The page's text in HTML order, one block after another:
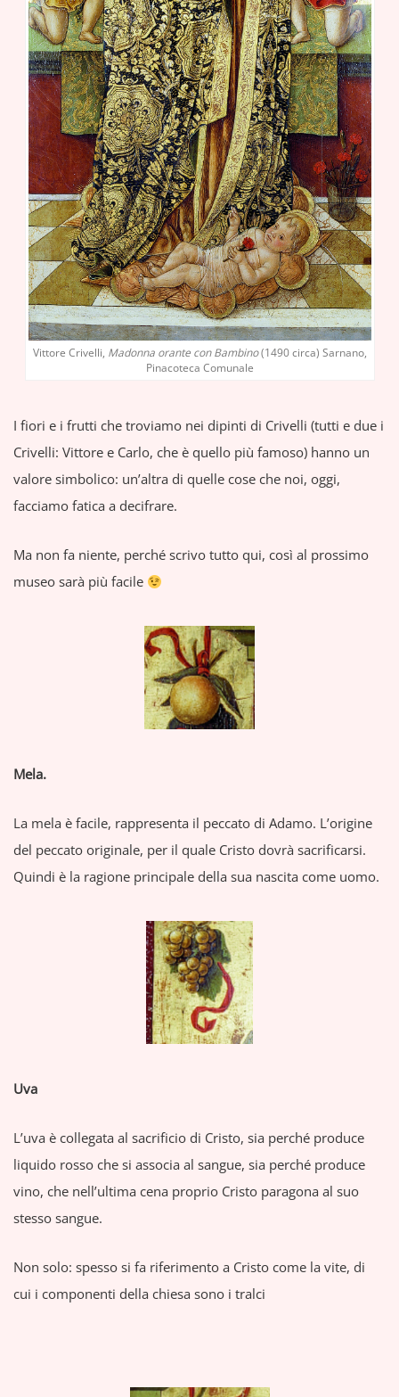
Vittore Crivelli, Madonna orante con Bambino(1490 circa) Sarnano,
Pinacoteca Comunale
I fiori e i frutti che troviamo nei dipinti di Crivelli (tutti e due i
Crivelli: Vittore e Carlo, che è quello più famoso) hanno un
valore simbolico: un’altra di quelle cose che noi, oggi,
facciamo fatica a decifrare.
Ma non fa niente, perché scrivo tutto qui, così al prossimo
museo sarà più facile
Mela.
La mela è facile, rappresenta il peccato di Adamo. L’origine
del peccato originale, per il quale Cristo dovrà sacrificarsi.
Quindi è la ragione principale della sua nascita come uomo.
Uva
L’uva è collegata al sacrificio di Cristo, sia perché produce
liquido rosso che si associa al sangue, sia perché produce
vino, che nell’ultima cena proprio Cristo paragona al suo
stesso sangue.
Non solo: spesso si fa riferimento a Cristo come la vite, di
cui i componenti della chiesa sono i tralci